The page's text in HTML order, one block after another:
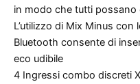
in modo che tutti possano
L’utilizzo di Mix Minus
Bluetooth consente di
eco udibile
4 Ingressi combo discreti